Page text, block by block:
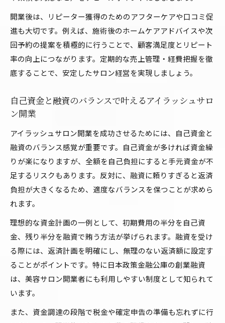
開業後は、リピーター獲得のためのアフターケアや口コミ促
進も大切です。例えば、施術後のホームケアアドバイスや次
回予約の提案を積極的に行うことで、顧客満足度とリピート
率の向上につながります。定期的な売上管理・経費把握を徹
底することで、安定したサロン経営を実現しましょう。
自己資金と融資のバランスで叶えるアイラッシュサロ
ン開業
アイラッシュサロン開業を成功させるためには、自己資金と
融資のバランス感覚が重要です。自己資金が多ければ資金繰
りが楽になりますが、全額を自己負担にすると手元資金が不
足するリスクもあります。反対に、融資に頼りすぎると返済
負担が大きくなるため、適度なバランスを保つことが求めら
れます。
理想的な資金計画の一例として、初期費用の半分を自己資
金、残り半分を融資で賄う方法が挙げられます。融資を受け
る際には、返済計画を明確にし、無理のない返済額に設定す
ることがポイントです。特に日本政策金融公庫の創業融資
は、美容サロン開業者にも利用しやすい制度として知られて
います。
また、資金調達の段階で税金や確定申告の準備も忘れずに行